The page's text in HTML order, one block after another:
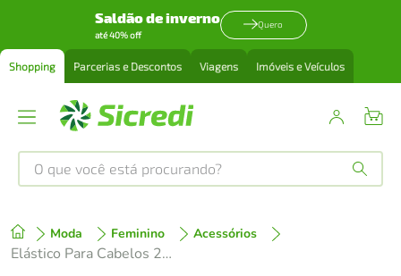
Saldão de inverno
até 40% off
Quero
Shopping Parcerias e Descontos Viagens Imóveis e Veículos
O que você está procurando?
Moda Feminino Acessórios
Elástico Para Cabelos 2 Cores Marrom 10mm 10 Unidades Panvel Acessórios
1º tenis